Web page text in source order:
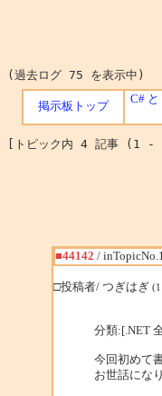
(過去ログ 75 を表示中)
掲示板トップ
C# と
[トピック内 4 記事
■44142 /
□投稿者/ つぎはぎ
分類:[.NET
今回初めて
お世話にな